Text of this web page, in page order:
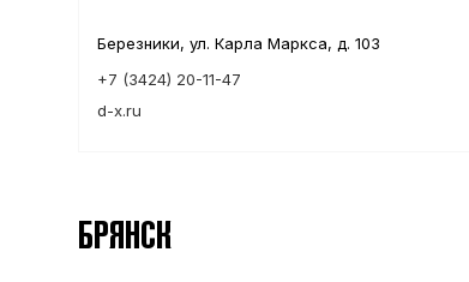
Березники, ул. Карла Маркса, д. 103
+7 (3424) 20-11-47
d-x.ru
БРЯНСК